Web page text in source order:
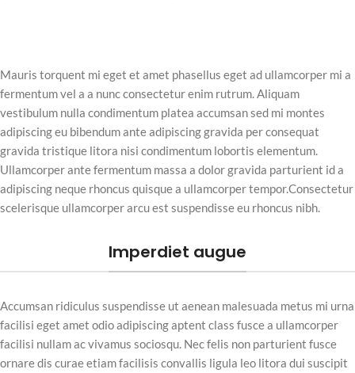
Mauris torquent mi eget et amet phasellus eget ad ullamcorper mi a
fermentum vel a a nunc consectetur enim rutrum. Aliquam
vestibulum nulla condimentum platea accumsan sed mi montes
adipiscing eu bibendum ante adipiscing gravida per consequat
gravida tristique litora nisi condimentum lobortis elementum.
Ullamcorper ante fermentum massa a dolor gravida parturient id a
adipiscing neque rhoncus quisque a ullamcorper tempor.Consectetur
scelerisque ullamcorper arcu est suspendisse eu rhoncus nibh.
Imperdiet augue
Accumsan ridiculus suspendisse ut aenean malesuada metus mi urna
facilisi eget amet odio adipiscing aptent class fusce a ullamcorper
facilisi nullam ac vivamus sociosqu. Nec felis non parturient fusce
ornare dis curae etiam facilisis convallis ligula leo litora dui suscipit